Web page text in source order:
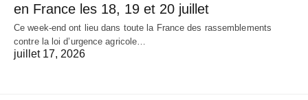
en France les 18, 19 et 20 juillet
Ce week-end ont lieu dans toute la France des rassemblements
contre la loi d’urgence agricole…
juillet 17, 2026